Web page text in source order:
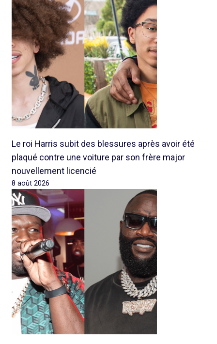
Le roi Harris subit des blessures après avoir été
plaqué contre une voiture par son frère major
nouvellement licencié
8 août 2026